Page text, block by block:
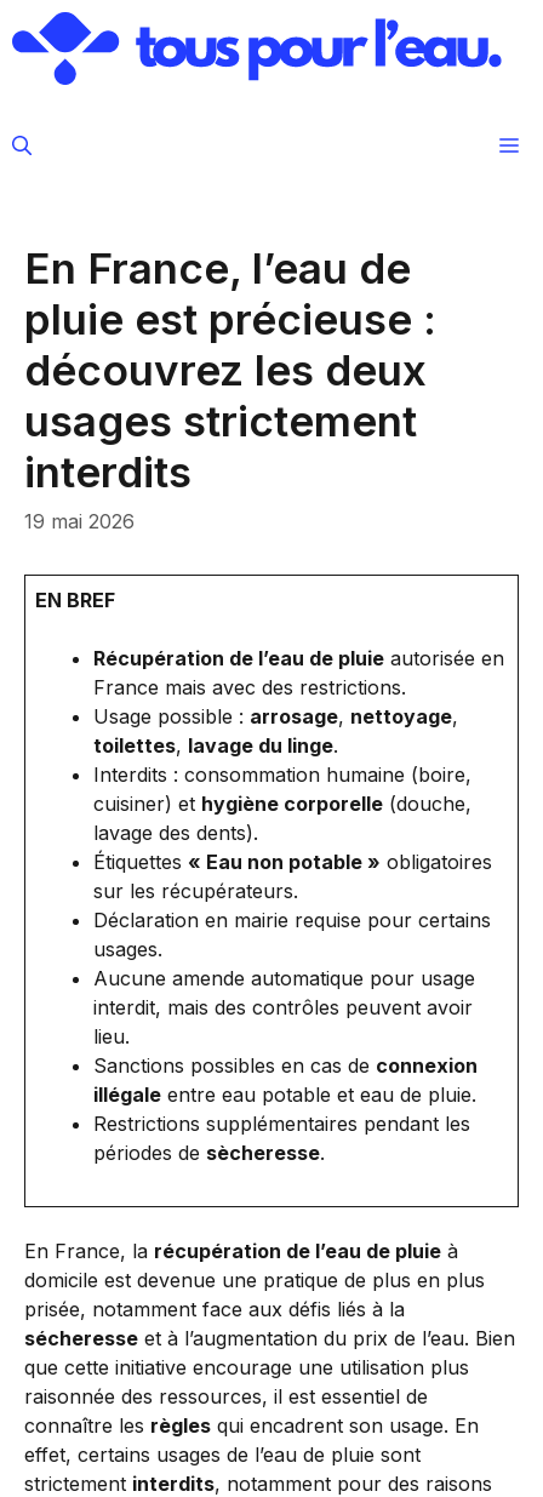
au
contenu
En France, l’eau de
pluie est précieuse :
découvrez les deux
usages strictement
interdits
19 mai 2026
EN BREF
Récupération de l’eau de pluie autorisée en
France mais avec des restrictions.
Usage possible : arrosage, nettoyage,
toilettes, lavage du linge.
Interdits : consommation humaine (boire,
cuisiner) et hygiène corporelle (douche,
lavage des dents).
Étiquettes « Eau non potable » obligatoires
sur les récupérateurs.
Déclaration en mairie requise pour certains
usages.
Aucune amende automatique pour usage
interdit, mais des contrôles peuvent avoir
lieu.
Sanctions possibles en cas de connexion
illégale entre eau potable et eau de pluie.
Restrictions supplémentaires pendant les
périodes de sècheresse.
En France, la récupération de l’eau de pluie à
domicile est devenue une pratique de plus en plus
prisée, notamment face aux défis liés à la
sécheresse et à l’augmentation du prix de l’eau. Bien
que cette initiative encourage une utilisation plus
raisonnée des ressources, il est essentiel de
connaître les règles qui encadrent son usage. En
effet, certains usages de l’eau de pluie sont
strictement interdits, notamment pour des raisons